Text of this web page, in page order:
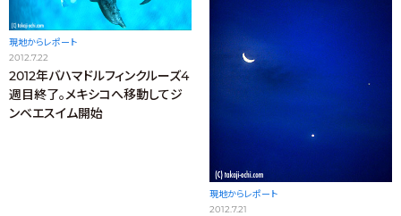
現地からレポート
2012.7.22
2012年バハマドルフィンクルーズ4
週目終了。メキシコへ移動してジ
ンベエスイム開始
現地からレポート
2012.7.21